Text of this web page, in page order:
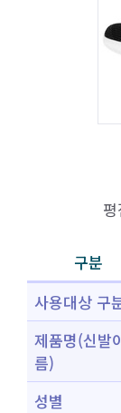
구분
사용대상 구
제품명(신발
름)
성별